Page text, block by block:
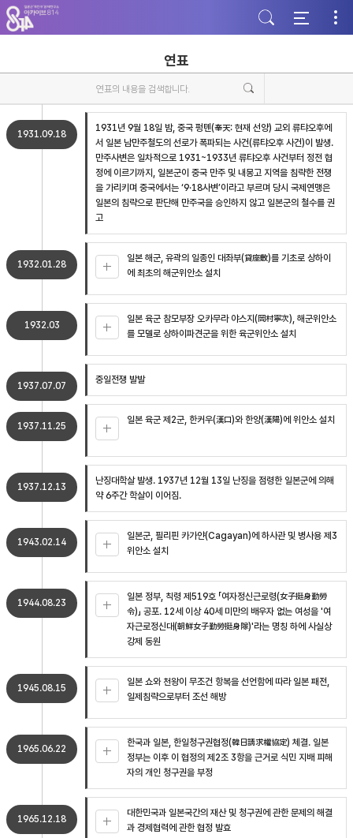
주
메
뉴
가
본
문
바
기
하
단
바
기
연표
1931.09.18
1931년 9월 18일 밤, 중국 펑톈(奉天: 현재 선양) 교외 류탸오후에
서 일본 남만주철도의 선로가 폭파되는 사건(류탸오후 사건)이 발생.
만주사변은 일차적으로 1931~1933년 류탸오후 사건부터 정전 협
정에 이르기까지, 일본군이 중국 만주 및 내몽고 지역을 침략한 전쟁
을 가리키며 중국에서는 ‘9·18사변’이라고 부르며 당시 국제연맹은
일본의 침략으로 판단해 만주국을 승인하지 않고 일본군의 철수를 권
고
1932.01.28
일본 해군, 유곽의 일종인 대좌부(貸座敷)를 기초로 상하이
에 최초의 해군위안소 설치
1932.03
일본 육군 참모부장 오카무라 야스지(岡村寧次), 해군위안소
를 모델로 상하이파견군을 위한 육군위안소 설치
1937.07.07
중일전쟁 발발
1937.11.25
일본 육군 제2군, 한커우(漢口)와 한양(漢陽)에 위안소 설치
1937.12.13
난징대학살 발생. 1937년 12월 13일 난징을 점령한 일본군에 의해
약 6주간 학살이 이어짐.
1943.02.14
일본군, 필리핀 카가얀(Cagayan)에 하사관 및 병사용 제3
위안소 설치
1944.08.23
일본 정부, 칙령 제519호 「여자정신근로령(女子挺身勤勞
令)」 공포. 12세 이상 40세 미만의 배우자 없는 여성을 '여
자근로정신대(朝鮮女子勤勞挺身隊)'라는 명칭 하에 사실상
강제 동원
1945.08.15
일본 쇼와 천왕이 무조건 항복을 선언함에 따라 일본 패전,
일제침략으로부터 조선 해방
1965.06.22
한국과 일본, 한일청구권협정(韓日請求權協定) 체결. 일본
정부는 이후 이 협정의 제2조 3항을 근거로 식민 지배 피해
자의 개인 청구권을 부정
1965.12.18
대한민국과 일본국간의 재산 및 청구권에 관한 문제의 해결
과 경제협력에 관한 협정 발효